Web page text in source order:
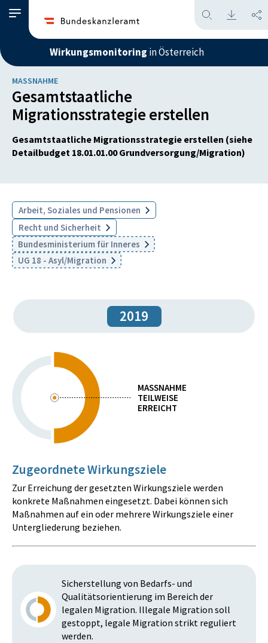
Wirkungsmonitoring in Österreich
MASSNAHME
Gesamtstaatliche
Migrationsstrategie erstellen
Gesamtstaatliche Migrationsstrategie erstellen (siehe
Detailbudget 18.01.01.00 Grundversorgung/Migration)
Arbeit, Soziales und Pensionen
Recht und Sicherheit
Bundesministerium für Inneres
UG 18 - Asyl/Migration
2019
MASSNAHME
TEILWEISE
ERREICHT
Zugeordnete Wirkungsziele
Zur Erreichung der gesetzten Wirkungsziele werden
konkrete Maßnahmen eingesetzt. Dabei können sich
Maßnahmen auf ein oder mehrere Wirkungsziele einer
Untergliederung beziehen.
Sicherstellung von Bedarfs- und
Qualitätsorientierung im Bereich der
legalen Migration. Illegale Migration soll
gestoppt, legale Migration strikt reguliert
werden.